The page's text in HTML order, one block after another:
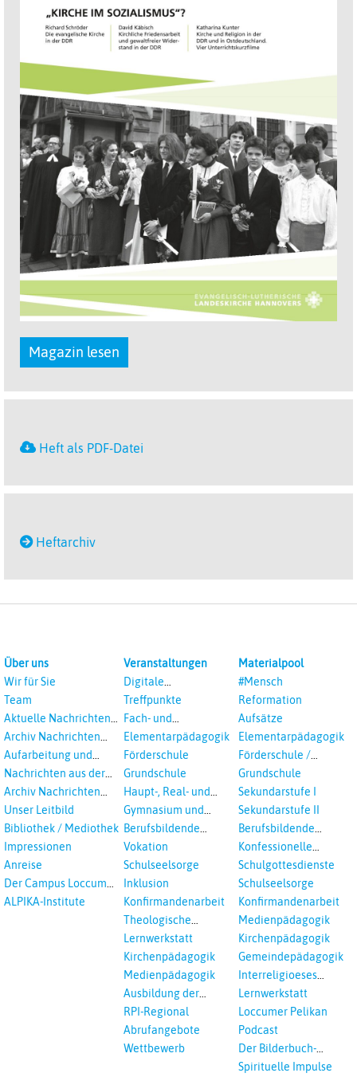
Magazin lesen
Heft als PDF-Datei
Heftarchiv
Über uns
Wir für Sie
Team
Aktuelle Nachrichten
aus dem RPI
Archiv Nachrichten
aus dem RPI ab 2018
Aufarbeitung und
Prävention
Landeskirche und EKD
Nachrichten aus der
Landeskirche
Archiv Nachrichten
aus der Landeskirche
Unser Leitbild
Bibliothek / Mediothek
Impressionen
Anreise
Der Campus Loccum
und Loccumer
ALPIKA-Institute
Veranstaltungen
Digitale
Veranstaltungen
Treffpunkte
Fach- und
Studientagungen
Elementarpädagogik
Förderschule
Grundschule
Haupt-, Real- und
Oberschule
Gymnasium und
Gesamtschule
Berufsbildende
Schulen
Vokation
Schulseelsorge
Inklusion
Konfirmandenarbeit
Theologische
Fortbildungen,
Interreligöses Lernen
Lernwerkstatt
Kirchenpädagogik
Medienpädagogik
Ausbildung der
Vikar*innen
RPI-Regional
Abrufangebote
Wettbewerb
Materialpool
#Mensch
Reformation
Aufsätze
Elementarpädagogik
Förderschule /
Inklusion
Grundschule
Sekundarstufe I
Sekundarstufe II
Berufsbildende
Schulen
Konfessionelle
Kooperation
Schulgottesdienste
Schulseelsorge
Konfirmandenarbeit
Medienpädagogik
Kirchenpädagogik
Gemeindepädagogik
Interreligioeses
Lernen
Lernwerkstatt
Loccumer Pelikan
Podcast
Der Bilderbuch-
Podcast
Spirituelle Impulse